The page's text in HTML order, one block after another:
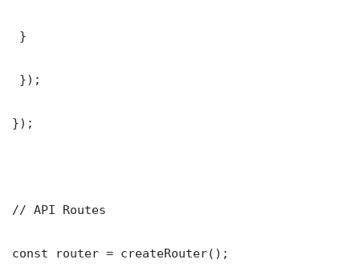
}
});
});
// API Routes
const router = createRouter();